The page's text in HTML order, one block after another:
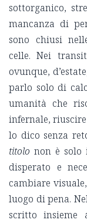
sottorganico,
mancanza di
sono chiusi
celle. Nei
ovunque,
parlo solo di
umanità che
infernale,
lo dico senza
titolo non è solo
disperato e
cambiare
luogo di pena.
scritto